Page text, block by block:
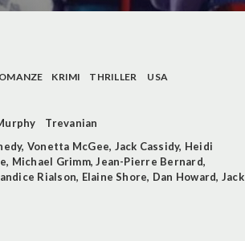
KRIMI THRILLER
USA
Trevanian
, Vonetta McGee, Jack Cassidy, Heidi
, Michael Grimm,Jean-Pierre Bernard,
Rialson, Elaine Shore, Dan Howard, Jack